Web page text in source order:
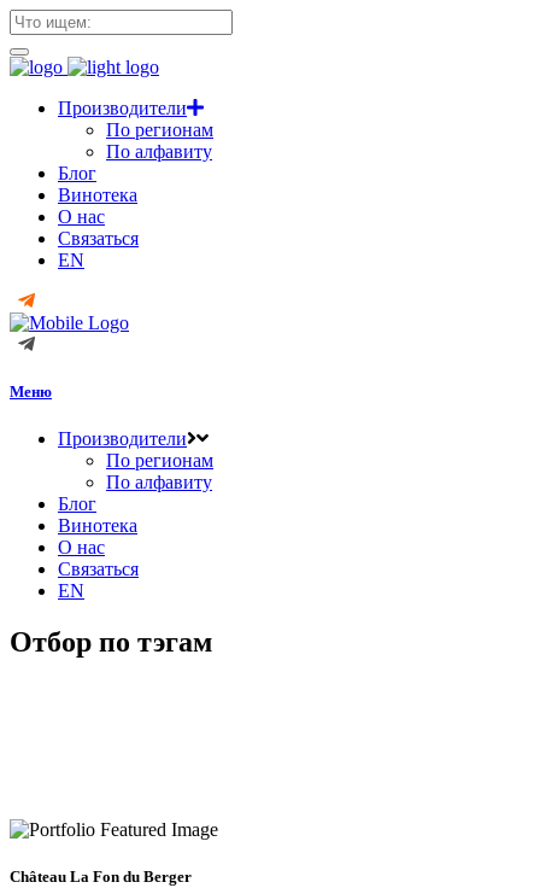
Производители
По регионам
По алфавиту
Блог
Винотека
О нас
Связаться
EN
Меню
Производители
По регионам
По алфавиту
Блог
Винотека
О нас
Связаться
EN
Отбор по тэгам
Château La Fon du Berger